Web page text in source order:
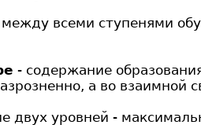
всеми ступенями
- содержание
а во взаимной
двух уровней -